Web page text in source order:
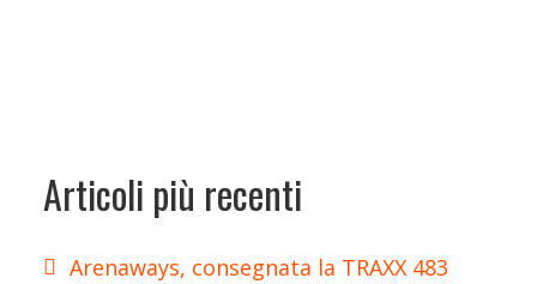
Articoli più recenti
Arenaways, consegnata la TRAXX 483